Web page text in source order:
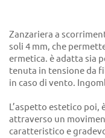
Zanzariera a
soli 4 mm, che
ermetica. è adatta sia
tenuta in tensione da
in caso di vento.
L’aspetto estetico poi,
attraverso un
caratteristico e